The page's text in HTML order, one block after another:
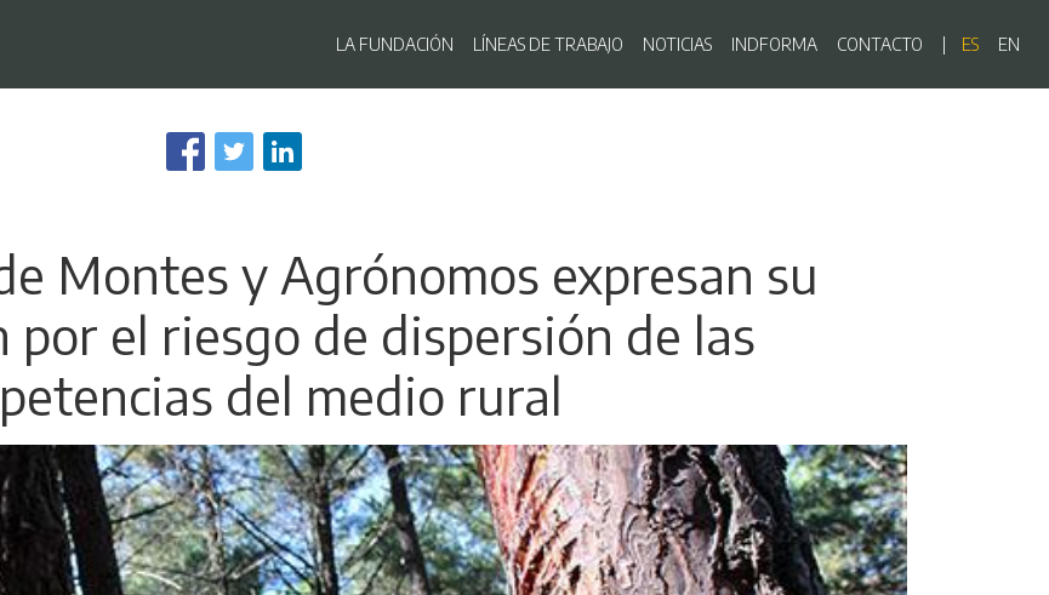
al
contenido
Navegación principal
LA FUNDACIÓN LÍNEAS DE TRABAJO NOTICIAS INDFORMA CONTACTO ES EN
Montes y Agrónomos expresan su
por el riesgo de dispersión de las
del medio rural